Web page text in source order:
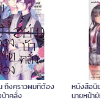
ถึงคราวผมที่ต้อง
าคลั่ง
หนังสือนิยา
นายหน้ายักษ์